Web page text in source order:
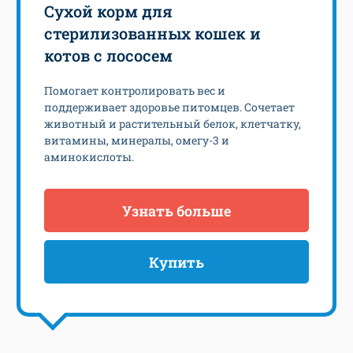
Сухой корм для
стерилизованных кошек и
котов с лососем
Помогает контролировать вес и
поддерживает здоровье питомцев. Сочетает
животный и растительный белок, клетчатку,
витамины, минералы, омегу-3 и
аминокислоты.
Узнать больше
Купить